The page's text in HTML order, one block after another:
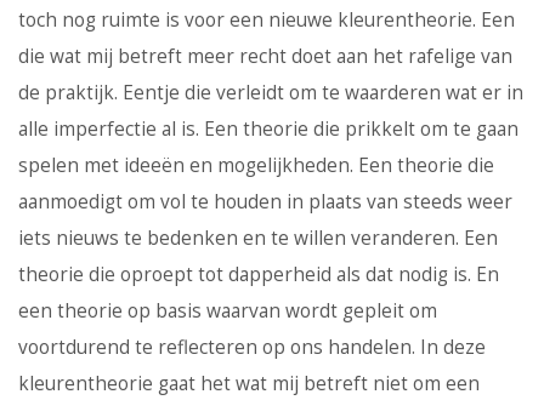
toch nog ruimte is voor een nieuwe kleurentheorie. Een
die wat mij betreft meer recht doet aan het rafelige van
de praktijk. Eentje die verleidt om te waarderen wat er in
alle imperfectie al is. Een theorie die prikkelt om te gaan
spelen met ideeën en mogelijkheden. Een theorie die
aanmoedigt om vol te houden in plaats van steeds weer
iets nieuws te bedenken en te willen veranderen. Een
theorie die oproept tot dapperheid als dat nodig is. En
een theorie op basis waarvan wordt gepleit om
voortdurend te reflecteren op ons handelen. In deze
kleurentheorie gaat het wat mij betreft niet om een